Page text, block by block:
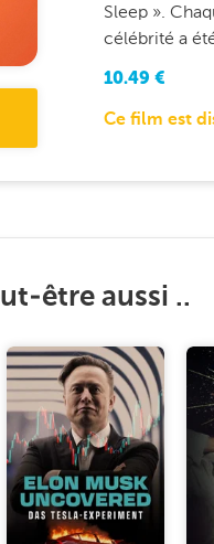
Sleep ».
célébrité a
10.49 €
Ce film est
être aussi ..